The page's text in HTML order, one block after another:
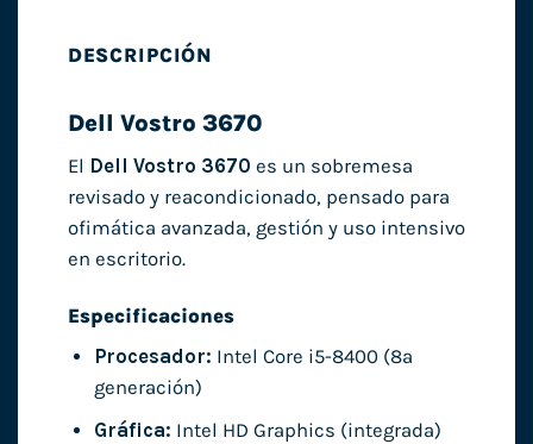
DESCRIPCIÓN
Dell Vostro 3670
El Dell Vostro 3670 es un sobremesa
revisado y reacondicionado, pensado para
ofimática avanzada, gestión y uso intensivo
en escritorio.
Especificaciones
Procesador: Intel Core i5-8400 (8ª
generación)
Gráfica: Intel HD Graphics (integrada)